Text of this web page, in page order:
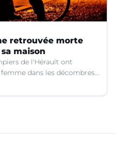
retrouvée morte
maison
de l'Hérault ont
dans les décombres
feu à Cazouls-lès-Béziers